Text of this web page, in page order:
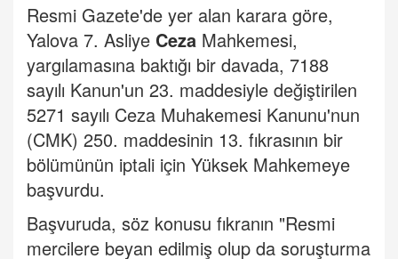
Resmi Gazete'de yer alan karara göre,
Yalova 7. Asliye Ceza Mahkemesi,
yargılamasına baktığı bir davada, 7188
sayılı Kanun'un 23. maddesiyle değiştirilen
5271 sayılı Ceza Muhakemesi Kanunu'nun
(CMK) 250. maddesinin 13. fıkrasının bir
bölümünün iptali için Yüksek Mahkemeye
başvurdu.
Başvuruda, söz konusu fıkranın "Resmi
mercilere beyan edilmiş olup da soruşturma